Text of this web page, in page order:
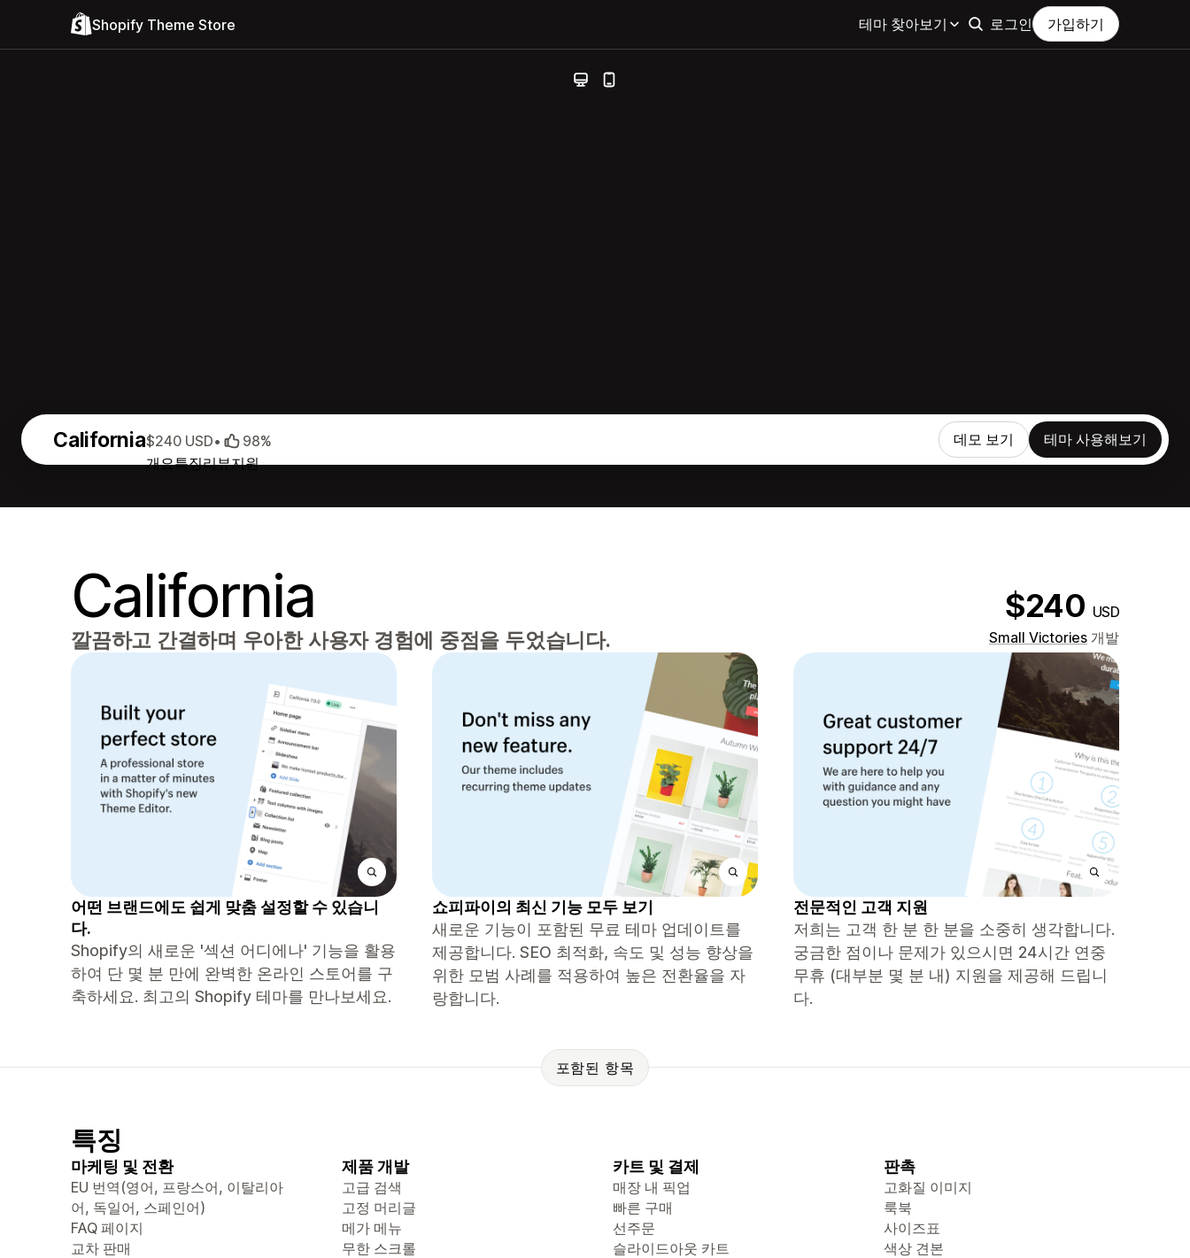
Shopify Theme Store 테마 찾아보기 로그인 가입하기
California
개요특징리뷰지원
$240 USD• 98% 데모 보기 테마 사용해보기
California $240 USD
깔끔하고 간결하며 우아한 사용자 경험에 중점을 두었습니다. Small Victories 개발
어떤 브랜드에도 쉽게 맞춤 설정할 수 있습니
다.
Shopify의 새로운 '섹션 어디에나' 기능을 활용
하여 단 몇 분 만에 완벽한 온라인 스토어를 구
축하세요. 최고의 Shopify 테마를 만나보세요.
쇼피파이의 최신 기능 모두 보기
새로운 기능이 포함된 무료 테마 업데이트를
제공합니다. SEO 최적화, 속도 및 성능 향상을
위한 모범 사례를 적용하여 높은 전환율을 자
랑합니다.
전문적인 고객 지원
저희는 고객 한 분 한 분을 소중히 생각합니다.
궁금한 점이나 문제가 있으시면 24시간 연중
무휴 (대부분 몇 분 내) 지원을 제공해 드립니
다.
포함된 항목
특징
마케팅 및 전환
EU 번역(영어, 프랑스어, 이탈리아
어, 독일어, 스페인어)
FAQ 페이지
교차 판매
제품 개발
고급 검색
고정 머리글
메가 메뉴
무한 스크롤
카트 및 결제
매장 내 픽업
빠른 구매
선주문
슬라이드아웃 카트
판촉
고화질 이미지
룩북
사이즈표
색상 견본